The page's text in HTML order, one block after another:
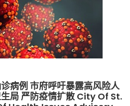
病例 市府呼吁暴露高风险人
局 严防疫情扩散 City Of St.